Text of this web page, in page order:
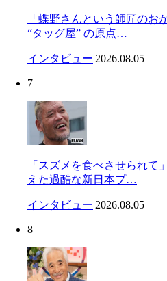
「蝶野さんという師匠のお
“タッグ屋” の原点…
インタビュー|2026.08.05
7
「スズメを食べさせられて
えた過酷な新日本プ…
インタビュー|2026.08.05
8